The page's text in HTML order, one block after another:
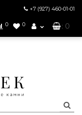
+7 (927) 460-01-01
0 0 : 0